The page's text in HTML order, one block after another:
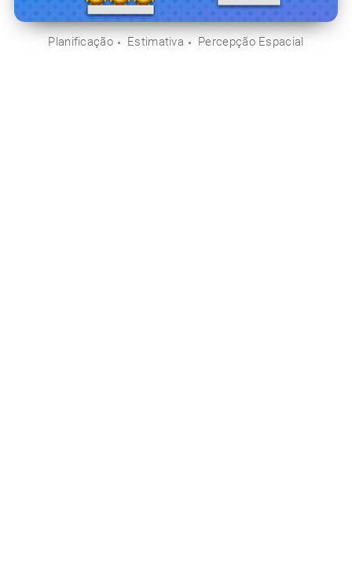
Planificação Estimativa Percepção Espacial